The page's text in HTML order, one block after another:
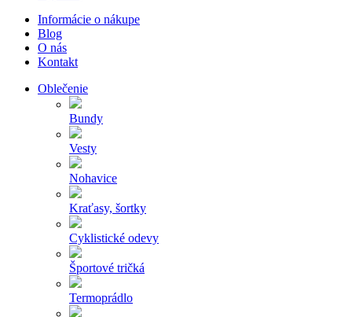
Informácie o nákupe
Blog
O nás
Kontakt
Oblečenie
Bundy
Vesty
Nohavice
Kraťasy, šortky
Cyklistické odevy
Športové tričká
Termoprádlo